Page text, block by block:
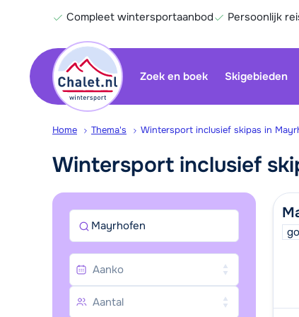
Compleet wintersportaanbod Persoonlijk
Zoek en boek Skigebieden
Home Thema's Wintersport inclusief skipas in
Wintersport inclusief
Mayrhofen